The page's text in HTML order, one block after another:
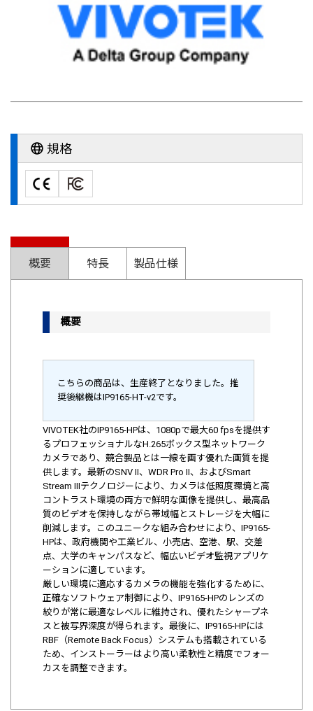
規格
概要 特長 製品仕様
概要
こちらの商品は、生産終了となりました。推
奨後継機はIP9165-HT-v2です。
VIVOTEK社のIP9165-HPは、1080pで最大60 fpsを提供す
るプロフェッショナルなH.265ボックス型ネットワーク
カメラであり、競合製品とは一線を画す優れた画質を提
供します。最新のSNV II、WDR Pro II、およびSmart
Stream IIIテクノロジーにより、カメラは低照度環境と高
コントラスト環境の両方で鮮明な画像を提供し、最高品
質のビデオを保持しながら帯域幅とストレージを大幅に
削減します。このユニークな組み合わせにより、IP9165-
HPは、政府機関や工業ビル、小売店、空港、駅、交差
点、大学のキャンパスなど、幅広いビデオ監視アプリケ
ーションに適しています。
厳しい環境に適応するカメラの機能を強化するために、
正確なソフトウェア制御により、IP9165-HPのレンズの
絞りが常に最適なレベルに維持され、優れたシャープネ
スと被写界深度が得られます。最後に、IP9165-HPには
RBF（Remote Back Focus）システムも搭載されている
ため、インストーラーはより高い柔軟性と精度でフォー
カスを調整できます。